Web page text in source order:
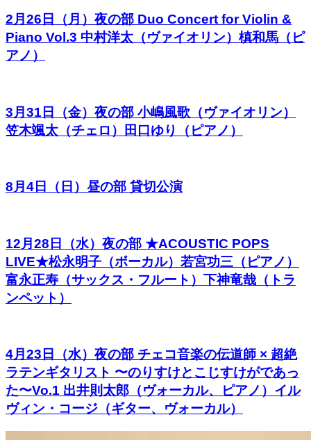
2月26日（月）夜の部 Duo Concert for Violin &
Piano Vol.3 中村洋太（ヴァイオリン）槙和馬（ピ
アノ）
3月31日（金）夜の部 小嶋風歌（ヴァイオリン）
笠木颯太（チェロ）田口ゆり（ピアノ）
8月4日（日）昼の部 貸切公演
12月28日（水）夜の部 ★ACOUSTIC POPS
LIVE★松永明子（ボーカル）若宮功三（ピアノ）
富永正寿（サックス・フルート）下神竜哉（トラ
ンペット）
4月23日（水）夜の部 チェコ音楽の伝道師 × 超絶
ラテンギタリスト 〜のりすけとこじすけがであっ
た〜Vo.1 出井則太郎（ヴォーカル、ピアノ）イル
ヴィン・コージ（ギター、ヴォーカル）